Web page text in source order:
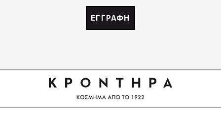
ΕΓΓΡΑΦΗ